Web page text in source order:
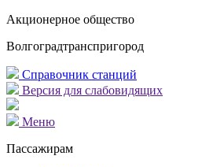
Акционерное общество
Волгоградтранспригород
Справочник станций
Версия для слабовидящих
Меню
Пассажирам